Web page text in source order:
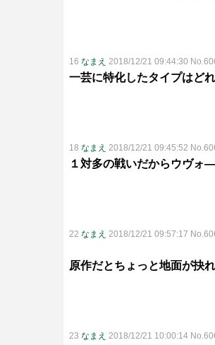
16 なまえ 2018/12/21 09:44:30
一芸に特化したタイプはど
18 なまえ 2018/12/21 09:45:52
１対多の戦いだからウヴォ
22 なまえ 2018/12/21 09:57:17
原作だとちょっと地面が抉
23 なまえ 2018/12/21 10:00:14